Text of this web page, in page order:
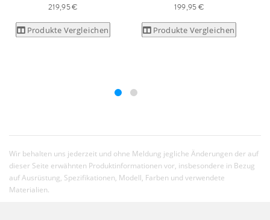
219,95 €
Produkte Vergleichen
199,95 €
Produkte Vergleichen
Wir behalten uns jederzeit und ohne Meldung jegliche Änderungen der auf
dieser Seite erwähnten Produktinformationen vor, insbesondere in Bezug
auf Ausrüstung, Spezifikationen, Modell, Farben und verwendete
Materialien.